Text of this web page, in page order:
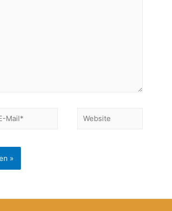
Website